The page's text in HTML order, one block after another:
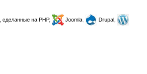
, сделанные на PHP, Joomla,
Drupal,